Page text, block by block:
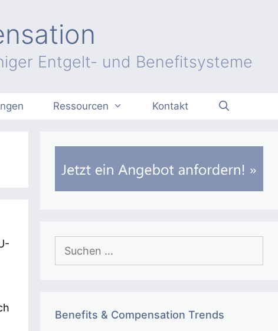
Entgelt- und Benefitsysteme
Ressourcen Kontakt
nach:
Benefits & Compensation Trends